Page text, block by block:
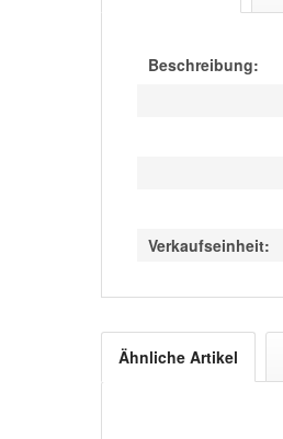
Beschreibung:
Verkaufseinheit:
Ähnliche Artikel